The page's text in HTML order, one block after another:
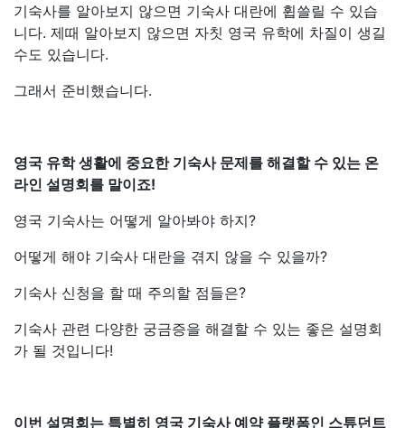
기숙사를 알아보지 않으면 기숙사 대란에 휩쓸릴 수 있습
니다. 제때 알아보지 않으면 자칫 영국 유학에 차질이 생길
수도 있습니다.
그래서 준비했습니다.
영국 유학 생활에 중요한 기숙사 문제를 해결할 수 있는 온
라인 설명회를 말이죠!
영국 기숙사는 어떻게 알아봐야 하지?
어떻게 해야 기숙사 대란을 겪지 않을 수 있을까?
기숙사 신청을 할 때 주의할 점들은?
기숙사 관련 다양한 궁금증을 해결할 수 있는 좋은 설명회
가 될 것입니다!
이번 설명회는 특별히 영국 기숙사 예약 플랫폼인 스튜던트